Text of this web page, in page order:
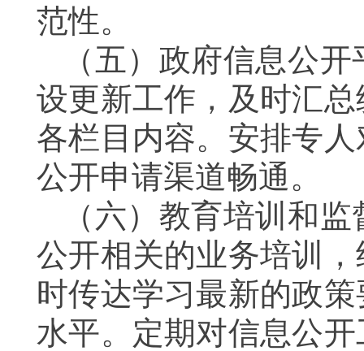
范性。
（五）政府信息公
设更新工作，及时汇
各栏目内容。安排专
公开申请渠道畅通。
（六）教育培训和
公开相关的业务培训
时传达学习最新的政
水平。定期对信息公